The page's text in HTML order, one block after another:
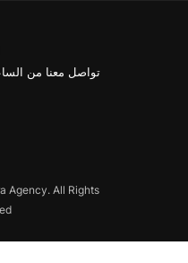
تواصل معنا من الساعة 8 صباحا حتى
Agency. All Rights